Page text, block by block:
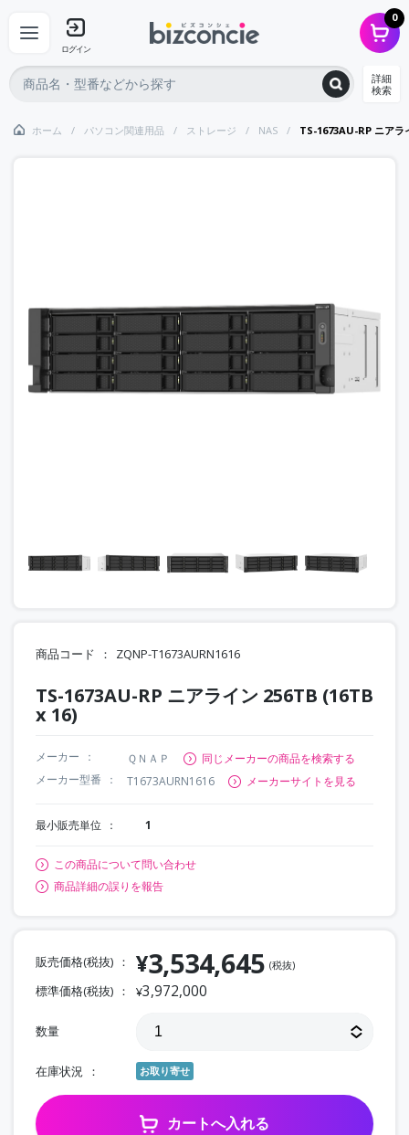
ログイン
0
詳細
検索
ホーム パソコン関連用品 ストレージ NAS TS-1673AU-RP ニア
商品コード ZQNP-T1673AURN1616
TS-1673AU-RP ニアライン 256TB (16TB
x 16)
メーカー ＱＮＡＰ
同じメーカーの商品を検索する
メーカー型番
T1673AURN1616 メーカーサイトを見る
最小販売単位 1
この商品について問い合わせ
商品詳細の誤りを報告
販売価格(税抜) ¥3,534,645 (税抜)
標準価格(税抜) ¥3,972,000
数量
在庫状況 お取り寄せ
カートへ入れる